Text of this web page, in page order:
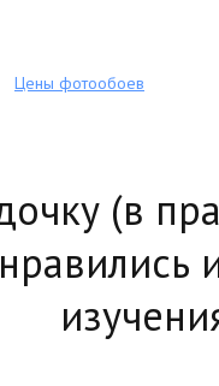
Цены фотообоев
(в